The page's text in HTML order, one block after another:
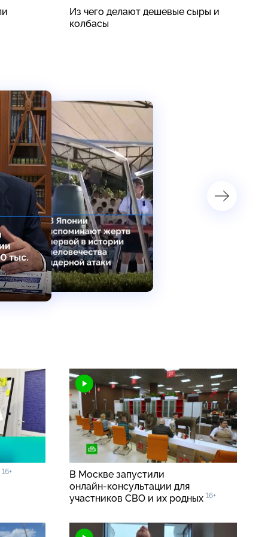
Из чего делают дешевые сыры и
колбасы
16+
В Москве запустили
онлайн-консультации для
участников СВО и их родных 16+